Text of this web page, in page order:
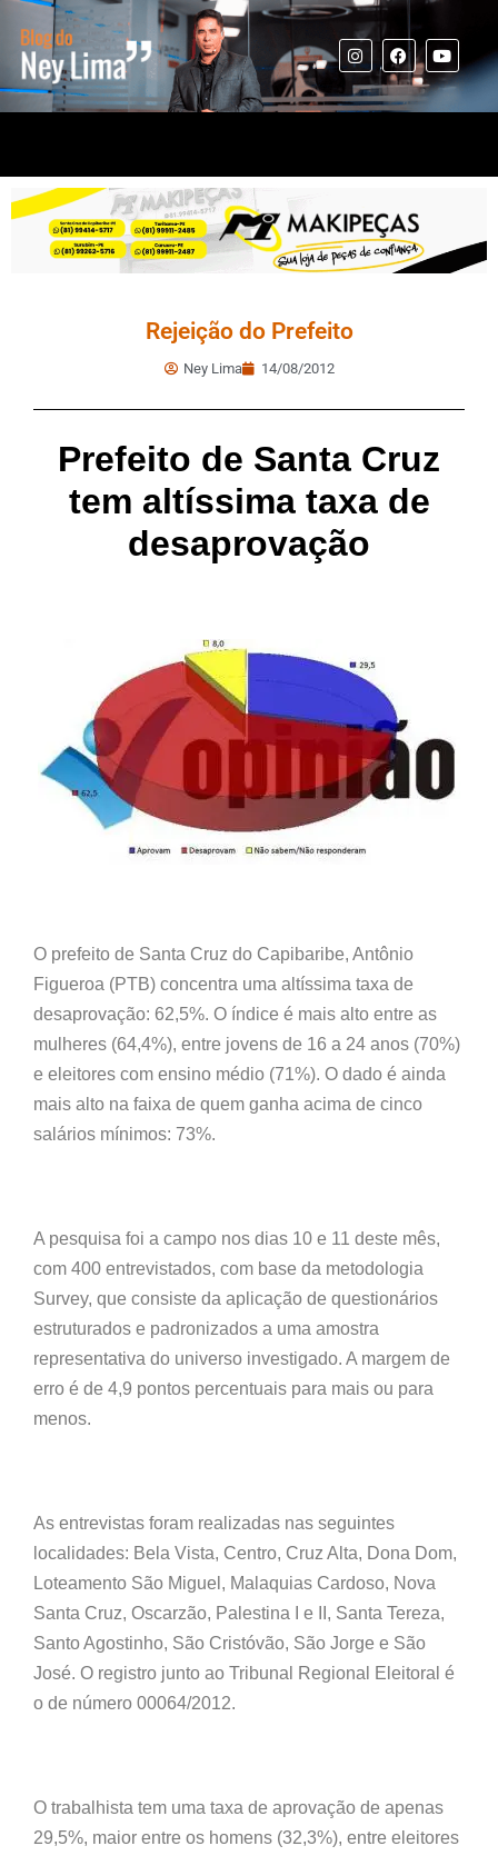
Rejeição do Prefeito
Ney Lima 14/08/2012
Prefeito de Santa Cruz
tem altíssima taxa de
desaprovação
O prefeito de Santa Cruz do Capibaribe, Antônio
Figueroa (PTB) concentra uma altíssima taxa de
desaprovação: 62,5%. O índice é mais alto entre as
mulheres (64,4%), entre jovens de 16 a 24 anos (70%)
e eleitores com ensino médio (71%). O dado é ainda
mais alto na faixa de quem ganha acima de cinco
salários mínimos: 73%.
A pesquisa foi a campo nos dias 10 e 11 deste mês,
com 400 entrevistados, com base da metodologia
Survey, que consiste da aplicação de questionários
estruturados e padronizados a uma amostra
representativa do universo investigado. A margem de
erro é de 4,9 pontos percentuais para mais ou para
menos.
As entrevistas foram realizadas nas seguintes
localidades: Bela Vista, Centro, Cruz Alta, Dona Dom,
Loteamento São Miguel, Malaquias Cardoso, Nova
Santa Cruz, Oscarzão, Palestina I e II, Santa Tereza,
Santo Agostinho, São Cristóvão, São Jorge e São
José. O registro junto ao Tribunal Regional Eleitoral é
o de número 00064/2012.
O trabalhista tem uma taxa de aprovação de apenas
29,5%, maior entre os homens (32,3%), entre eleitores